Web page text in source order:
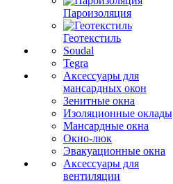
Пароизоляция
Геотекстиль
Soudal
Tegra
Аксессуары для
мансардных окон
Зенитные окна
Изоляционные оклады
Мансардные окна
Окно-люк
Эвакуационные окна
Аксессуары для
вентиляции